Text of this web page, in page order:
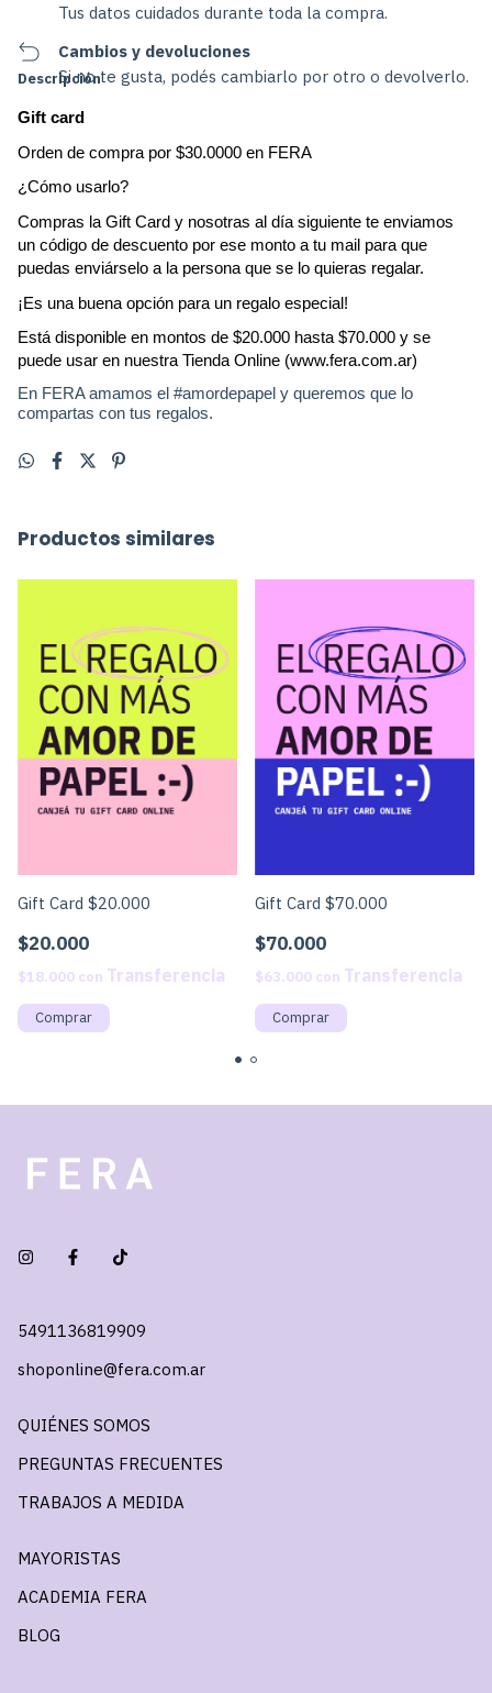
Tus datos cuidados durante toda la compra.
Cambios y devoluciones
Si no te gusta, podés cambiarlo por otro o devolverlo.
Descripción
Gift card
Orden de compra por $30.0000 en FERA
¿Cómo usarlo?
Compras la Gift Card y nosotras al día siguiente te enviamos
un código de descuento por ese monto a tu mail para que
puedas enviárselo a la persona que se lo quieras regalar.
¡Es una buena opción para un regalo especial!
Está disponible en montos de $20.000 hasta $70.000 y se
puede usar en nuestra Tienda Online (www.fera.com.ar)
En FERA amamos el #amordepapel y queremos que lo
compartas con tus regalos.
Productos similares
Gift Card $20.000
$20.000
$18.000 con
Gift Card $70.000
$70.000
$63.000 con
5491136819909
shoponline@fera.com.ar
QUIÉNES SOMOS
PREGUNTAS FRECUENTES
TRABAJOS A MEDIDA
MAYORISTAS
ACADEMIA FERA
BLOG